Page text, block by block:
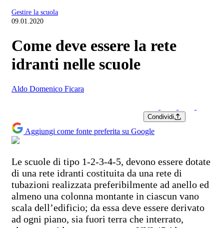
Gestire la scuola
09.01.2020
Come deve essere la rete
idranti nelle scuole
Aldo Domenico Ficara
Condividi
Aggiungi come fonte preferita su Google
Le scuole di tipo 1-2-3-4-5, devono essere dotate
di una rete idranti costituita da una rete di
tubazioni realizzata preferibilmente ad anello ed
almeno una colonna montante in ciascun vano
scala dell’edificio; da essa deve essere derivato
ad ogni piano, sia fuori terra che interrato,